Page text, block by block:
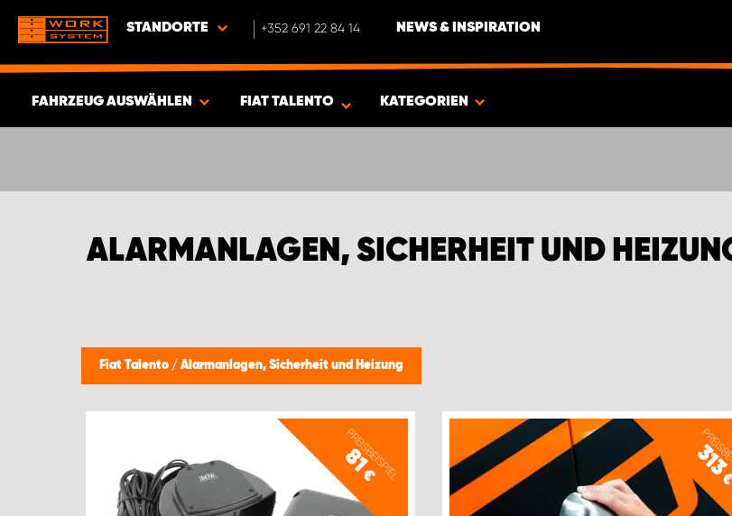
STANDORTE +352 691 22 84 14 NEWS & INSPIRATION
FAHRZEUG AUSWÄHLEN FIAT TALENTO KATEGORIEN
ALARMANLAGEN, SICHERHEIT UND
Fiat Talento / Alarmanlagen, Sicherheit und Heizung
PREISBEISPIEL
81
€